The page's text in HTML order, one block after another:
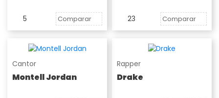
5 Comparar 23 Comparar
Cantor
Montell Jordan
Rapper
Drake